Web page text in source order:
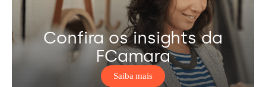
Confira os insights da
FCamara
Saiba mais